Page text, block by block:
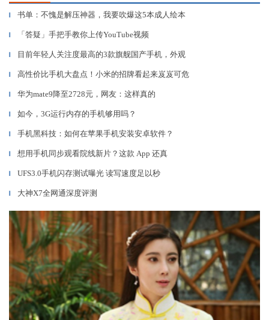
▎ 书单：不愧是解压神器，我要吹爆这5本成人绘本
▎ 「答疑」手把手教你上传YouTube视频
▎ 目前年轻人关注度最高的3款旗舰国产手机，外观
▎ 高性价比手机大盘点！小米的招牌看起来岌岌可危
▎ 华为mate9降至2728元，网友：这样真的
▎ 如今，3G运行内存的手机够用吗？
▎ 手机黑科技：如何在苹果手机安装安卓软件？
▎ 想用手机同步观看院线新片？这款 App 还真
▎ UFS3.0手机闪存测试曝光 读写速度足以秒
▎ 大神X7全网通深度评测